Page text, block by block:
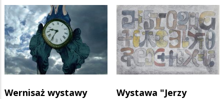
Wernisaż wystawy
Wystawa "Jerzy